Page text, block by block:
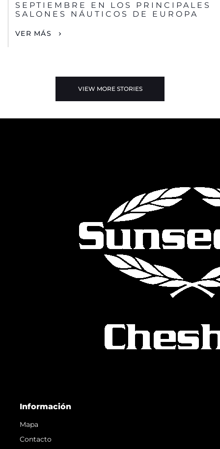
SEPTIEMBRE EN LOS PRINCIPALES
SALONES NÁUTICOS DE EUROPA
VER MÁS
VIEW MORE STORIES
Información
Mapa
Contacto